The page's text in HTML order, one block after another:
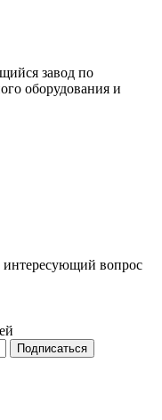
завод по
оборудования и
вопрос
Подписаться